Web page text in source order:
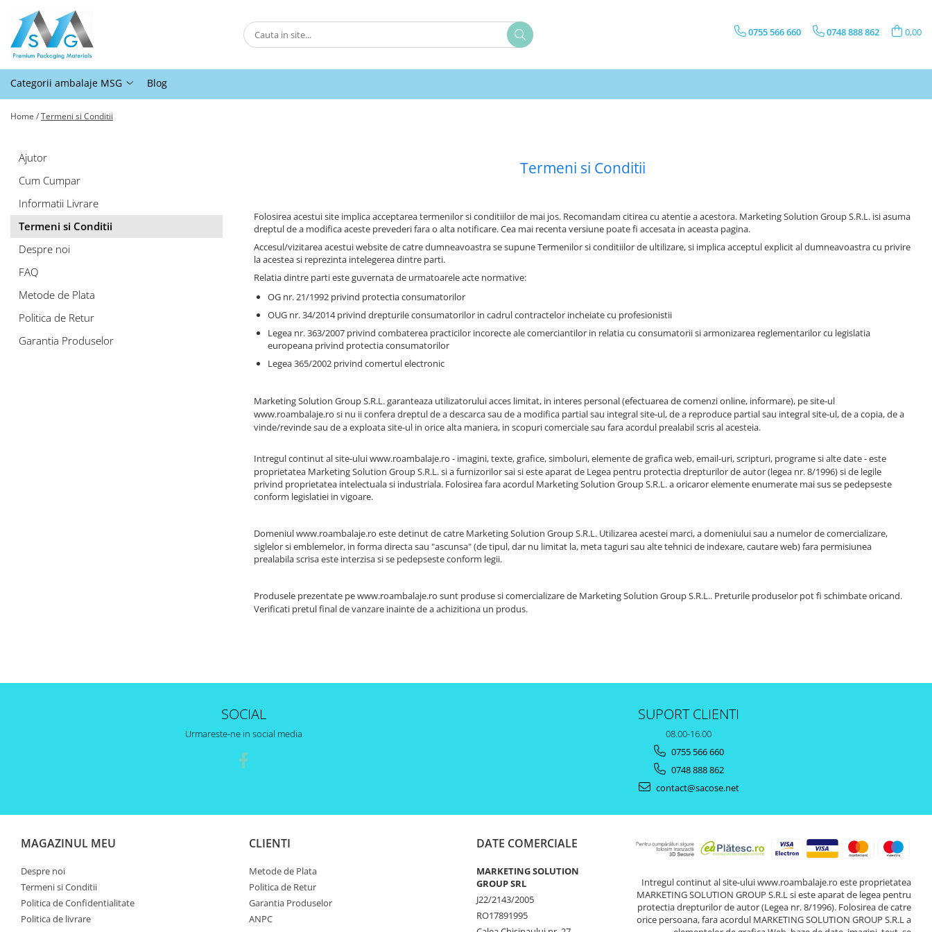
Categorii ambalaje MSG
Ambalaje pentru panificatie,
patiserii, fast-food si horeca
Ambalaje pentru comert offline
Ambalaje pentru industria
moraritului
Ambalaje agro-industriale
Protectie
Alte ambalaje
0755 566 660 0748 888 862 0,00
Categorii ambalaje MSG Blog
Home /Termeni si Conditii
Termeni si Conditii
Folosirea acestui site implica acceptarea termenilor si conditiilor de mai jos. Recomandam citirea cu atentie a acestora. Marketing Solution Group S.R.L. isi asuma
dreptul de a modifica aceste prevederi fara o alta notificare. Cea mai recenta versiune poate fi accesata in aceasta pagina.
Accesul/vizitarea acestui website de catre dumneavoastra se supune Termenilor si conditiilor de ultilizare, si implica acceptul explicit al dumneavoastra cu privire
la acestea si reprezinta intelegerea dintre parti.
Relatia dintre parti este guvernata de urmatoarele acte normative:
OG nr. 21/1992 privind protectia consumatorilor
OUG nr. 34/2014 privind drepturile consumatorilor in cadrul contractelor incheiate cu profesionistii
Legea nr. 363/2007 privind combaterea practicilor incorecte ale comerciantilor in relatia cu consumatorii si armonizarea reglementarilor cu legislatia
europeana privind protectia consumatorilor
Legea 365/2002 privind comertul electronic
Marketing Solution Group S.R.L. garanteaza utilizatorului acces limitat, in interes personal (efectuarea de comenzi online, informare), pe site-ul
www.roambalaje.ro si nu ii confera dreptul de a descarca sau de a modifica partial sau integral site-ul, de a reproduce partial sau integral site-ul, de a copia, de a
vinde/revinde sau de a exploata site-ul in orice alta maniera, in scopuri comerciale sau fara acordul prealabil scris al acesteia.
Intregul continut al site-uluiwww.roambalaje.ro - imagini, texte, grafice, simboluri, elemente de grafica web, email-uri, scripturi, programe si alte date - este
proprietatea Marketing Solution Group S.R.L. si a furnizorilor sai si este aparat de Legea pentru protectia drepturilor de autor (legea nr. 8/1996) si de legile
privind proprietatea intelectuala si industriala. Folosirea fara acordul Marketing Solution Group S.R.L. a oricaror elemente enumerate mai sus se pedepseste
conform legislatiei in vigoare.
Domeniulwww.roambalaje.ro este detinut de catre Marketing Solution Group S.R.L. Utilizarea acestei marci, a domeniului sau a numelor de comercializare,
siglelor si emblemelor, in forma directa sau "ascunsa" (de tipul, dar nu limitat la, meta taguri sau alte tehnici de indexare, cautare web) fara permisiunea
prealabila scrisa este interzisa si se pedepseste conform legii.
Produsele prezentate pewww.roambalaje.ro sunt produse si comercializare de Marketing Solution Group S.R.L.. Preturile produselor pot fi schimbate oricand.
Verificati pretul final de vanzare inainte de a achizitiona un produs.
Ajutor
Cum Cumpar
Informatii Livrare
Termeni si Conditii
Despre noi
FAQ
Metode de Plata
Politica de Retur
Garantia Produselor
SOCIAL
Urmareste-ne in social media
SUPORT CLIENTI
08.00-16.00
0755 566 660
0748 888 862
contact@sacose.net
MAGAZINUL MEU
Despre noi
Termeni si Conditii
Politica de Confidentialitate
Politica de livrare
CLIENTI
Metode de Plata
Politica de Retur
Garantia Produselor
ANPC
DATE COMERCIALE
MARKETING SOLUTION
GROUP SRL
J22/2143/2005
RO17891995
Intregul continut al site-ului www.roambalaje.ro este proprietatea
MARKETING SOLUTION GROUP S.R.L si este aparat de legea pentru
protectia drepturilor de autor (Legea nr. 8/1996). Folosirea de catre
orice persoana, fara acordul MARKETING SOLUTION GROUP S.R.L a